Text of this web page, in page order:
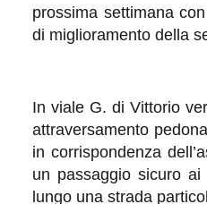
prossima settimana
di miglioramento della
In viale G. di Vittorio
attraversamento
in corrispondenza
un passaggio sicuro
lungo una strada